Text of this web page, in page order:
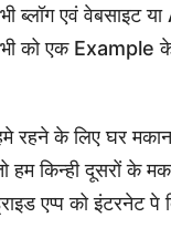
ब्लॉग एवं वेबसाइट
को एक Example के
के लिए घर
हम किन्ही दूसरों के
एप्प को